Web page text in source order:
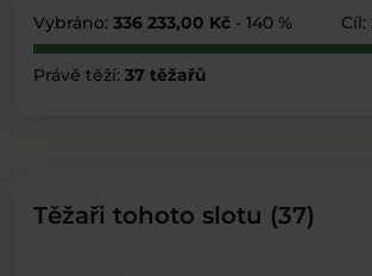
Vybráno: 336 233,00 Kč - 140 % Cíl:
Právě těží: 37 těžařů
Těžaři tohoto slotu (37)